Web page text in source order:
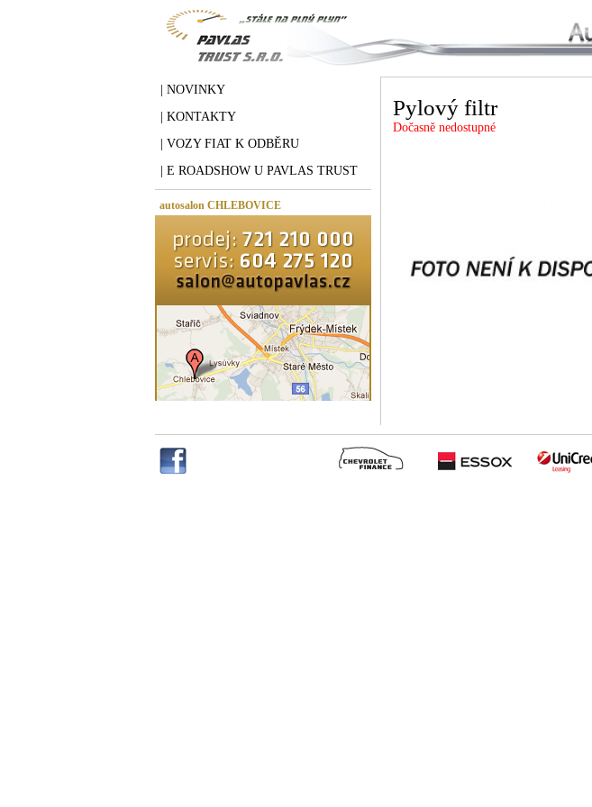
| NOVINKY
| KONTAKTY
| VOZY FIAT K ODBĚRU
| E ROADSHOW U PAVLAS TRUST
autosalon CHLEBOVICE
Pylový filtr
Dočasně nedostupné